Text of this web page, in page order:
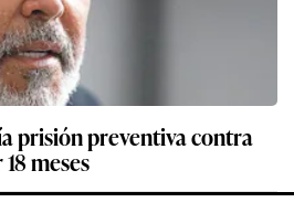
prisión preventiva contra
meses